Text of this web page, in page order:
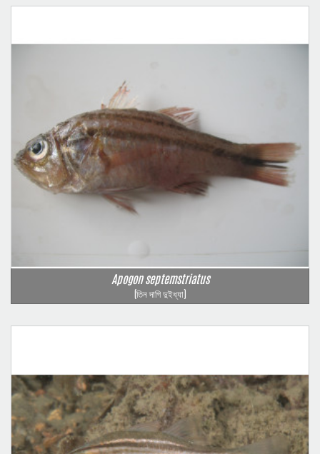
Apogon septemstriatus
(তিন দাগি দুইধ্যা)